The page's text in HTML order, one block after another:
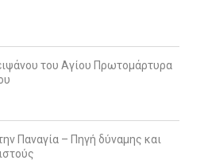
του Αγίου Πρωτομάρτυρα
Παναγία – Πηγή δύναμης και